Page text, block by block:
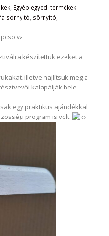
Egyéb egyedi termékek
fa sörnyitó sörnyitó
készítettük ezeket a
illetve hajlítsuk meg a
kalapálják bele
egy praktikus ajándékkal
program is volt.